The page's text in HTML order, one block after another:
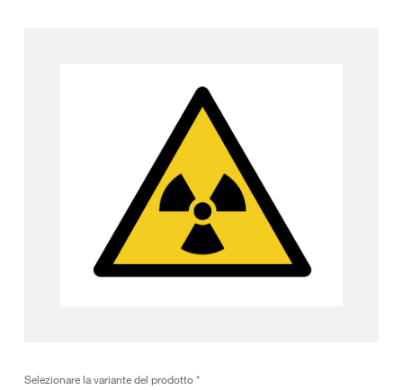
Selezionare la variante del prodotto*